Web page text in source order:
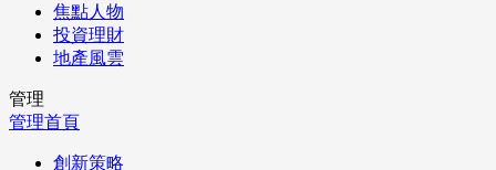
焦點人物
投資理財
地產風雲
管理
管理首頁
創新策略